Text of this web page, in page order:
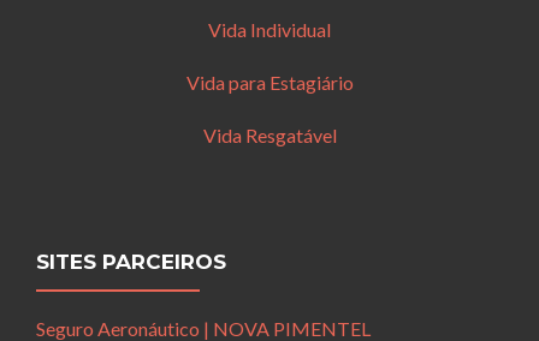
Vida Individual
Vida para Estagiário
Vida Resgatável
SITES PARCEIROS
Seguro Aeronáutico | NOVA PIMENTEL